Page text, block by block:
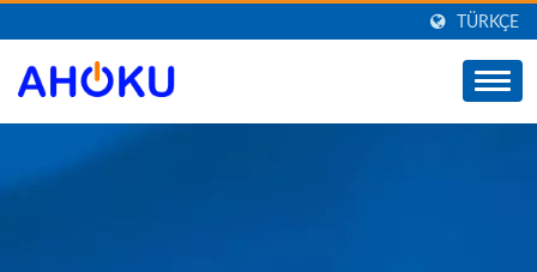
TÜRKÇE